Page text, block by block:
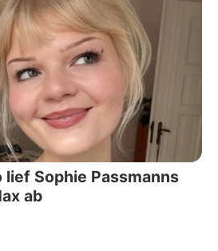
lief Sophie Passmanns
ab